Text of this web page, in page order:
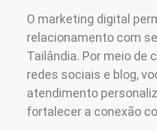
O marketing digital
relacionamento com
Tailândia. Por meio de
redes sociais e blog,
atendimento
fortalecer a conexão